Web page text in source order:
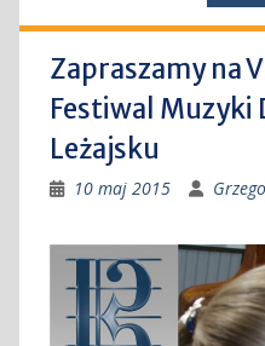
Zapraszamy na
Festiwal Muzyki
Leżajsku
10 maj 2015